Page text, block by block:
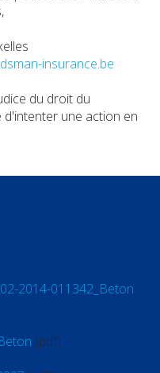
insurance.be
du droit du
d'intenter une action en
2014-011342_Beton
(pdf)